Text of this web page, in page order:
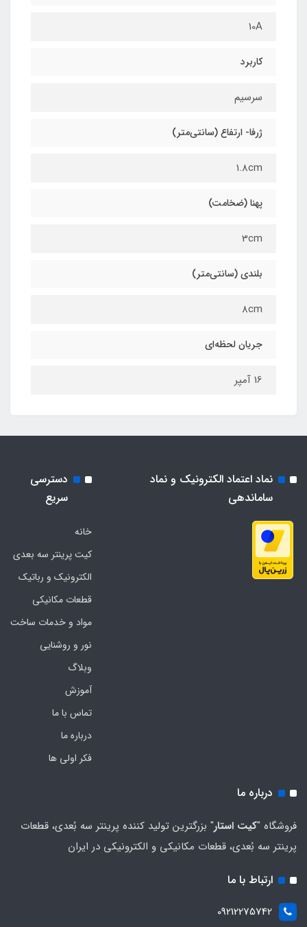
10A
کاربرد
سرسیم
ژرفا- ارتفاع (سانتی‌متر)
1.8cm
پهنا (ضخامت)
3cm
بلندی (سانتی‌متر)
8cm
جریان لحظه‌ای
16 آمپر
نماد اعتماد الکترونیک و نماد
ساماندهی
دسترسی
سریع
خانه
کیت پرینتر سه بعدی
الکترونیک و رباتیک
قطعات مکانیکی
مواد و خدمات ساخت
نور و روشنایی
وبلاگ
آموزش
تماس با ما
درباره ما
فکر اولی ها
درباره ما
فروشگاه "کیت استار" بزرگترین تولید کننده پرینتر سه بُعدی، قطعات
پرینتر سه بُعدی، قطعات مکانیکی و الکترونیکی در ایران
ارتباط با ما
09212275742